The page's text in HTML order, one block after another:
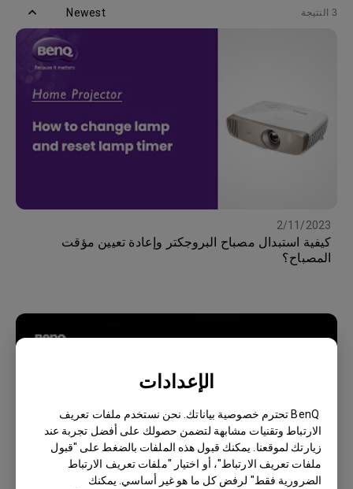
الإعدادات
BenQ تحترم خصوصية بياناتك. نحن نستخدم ملفات تعريف
الارتباط وتقنيات مشابهة لتضمن حصولك على أفضل تجربة عند
زيارتك لموقعنا. يمكنك قبول هذه الملفات بالضغط على "قبول
ملفات تعريف الارتباط"، أو اختيار "ملفات تعريف الارتباط
الضرورية فقط" لرفض كل ما هو غير أساسي. يمكنك
3 النتيجة Newest
2/11/2023
كيفية استبدال مصباح البروجكتر وإعادة تعيين مؤقت
المصباح؟